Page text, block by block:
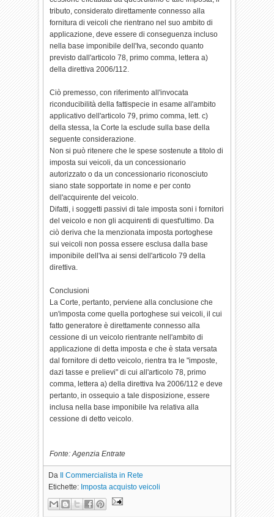
tributo, considerato direttamente connesso alla
fornitura di veicoli che rientrano nel suo ambito di
applicazione, deve essere di conseguenza incluso
nella base imponibile dell'Iva, secondo quanto
previsto dall'articolo 78, primo comma, lettera a)
della direttiva 2006/112.
Ciò premesso, con riferimento all'invocata
riconducibilità della fattispecie in esame all'ambito
applicativo dell'articolo 79, primo comma, lett. c)
della stessa, la Corte la esclude sulla base della
seguente considerazione.
Non si può ritenere che le spese sostenute a titolo di
imposta sui veicoli, da un concessionario
autorizzato o da un concessionario riconosciuto
siano state sopportate in nome e per conto
dell'acquirente del veicolo.
Difatti, i soggetti passivi di tale imposta soni i fornitori
del veicolo e non gli acquirenti di quest'ultimo. Da
ciò deriva che la menzionata imposta portoghese
sui veicoli non possa essere esclusa dalla base
imponibile dell'Iva ai sensi dell'articolo 79 della
direttiva.
Conclusioni
La Corte, pertanto, perviene alla conclusione che
un'imposta come quella portoghese sui veicoli, il cui
fatto generatore è direttamente connesso alla
cessione di un veicolo rientrante nell'ambito di
applicazione di detta imposta e che è stata versata
dal fornitore di detto veicolo, rientra tra le "imposte,
dazi tasse e prelievi" di cui all'articolo 78, primo
comma, lettera a) della direttiva Iva 2006/112 e deve
pertanto, in ossequio a tale disposizione, essere
inclusa nella base imponibile Iva relativa alla
cessione di detto veicolo.
Fonte: Agenzia Entrate
Da
Il Commercialista in Rete
Etichette: Imposta acquisto veicoli